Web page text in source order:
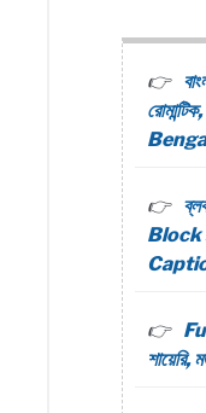
Block
শায়েরি,